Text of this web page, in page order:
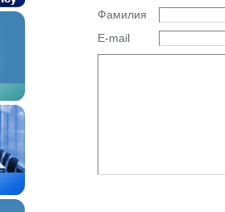
Фамилия
E-mail